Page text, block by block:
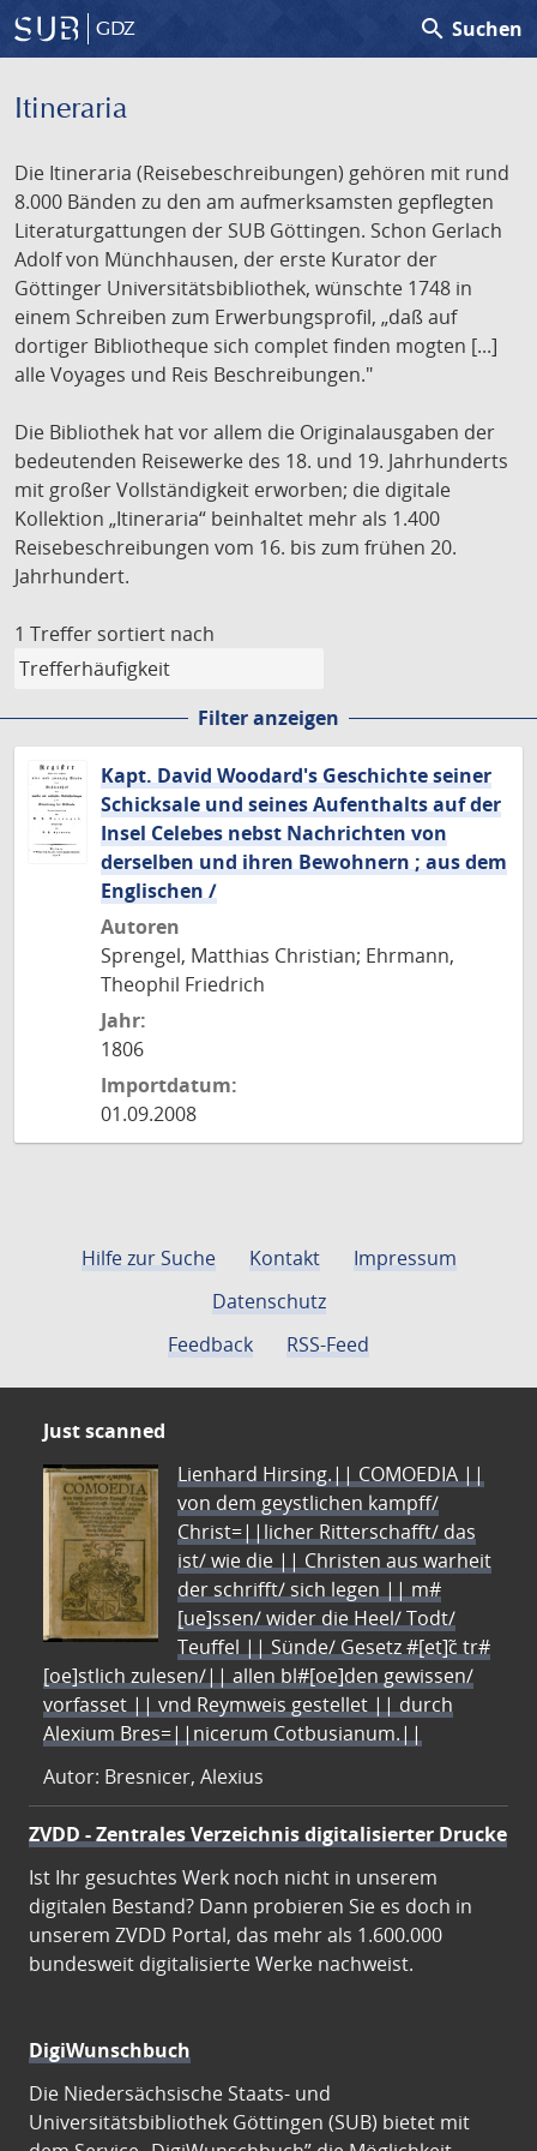
GDZ search Suchen
Itineraria
Die Itineraria (Reisebeschreibungen) gehören mit rund
8.000 Bänden zu den am aufmerksamsten gepflegten
Literaturgattungen der SUB Göttingen. Schon Gerlach
Adolf von Münchhausen, der erste Kurator der
Göttinger Universitätsbibliothek, wünschte 1748 in
einem Schreiben zum Erwerbungsprofil, „daß auf
dortiger Bibliotheque sich complet finden mogten [...]
alle Voyages und Reis Beschreibungen."
Die Bibliothek hat vor allem die Originalausgaben der
bedeutenden Reisewerke des 18. und 19. Jahrhunderts
mit großer Vollständigkeit erworben; die digitale
Kollektion „Itineraria“ beinhaltet mehr als 1.400
Reisebeschreibungen vom 16. bis zum frühen 20.
Jahrhundert.
1 Treffer sortiert nach
Filter anzeigen
Kapt. David Woodard's Geschichte seiner
Schicksale und seines Aufenthalts auf der
Insel Celebes nebst Nachrichten von
derselben und ihren Bewohnern ; aus dem
Englischen /
Autoren
Sprengel, Matthias Christian; Ehrmann,
Theophil Friedrich
Jahr:
1806
Importdatum:
01.09.2008
Hilfe zur Suche Kontakt
Impressum
Datenschutz
Feedback
RSS-Feed
Just scanned
Lienhard Hirsing.|| COMOEDIA ||
von dem geystlichen kampff/
Christ=||licher Ritterschafft/ das
ist/ wie die || Christen aus warheit
der schrifft/ sich legen || m#
[ue]ssen/ wider die Heel/ Todt/
Teuffel || Sünde/ Gesetz #[et]c̃ tr#
[oe]stlich zulesen/|| allen bl#[oe]den gewissen/
vorfasset || vnd Reymweis gestellet || durch
Alexium Bres=||nicerum Cotbusianum.||
Autor: Bresnicer, Alexius
ZVDD - Zentrales Verzeichnis digitalisierter Drucke
Ist Ihr gesuchtes Werk noch nicht in unserem
digitalen Bestand? Dann probieren Sie es doch in
unserem ZVDD Portal, das mehr als 1.600.000
bundesweit digitalisierte Werke nachweist.
DigiWunschbuch
Die Niedersächsische Staats- und
Universitätsbibliothek Göttingen (SUB) bietet mit